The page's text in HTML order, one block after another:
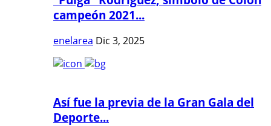
campeón 2021...
enelarea Dic 3, 2025
Así fue la previa de la Gran Gala del
Deporte...